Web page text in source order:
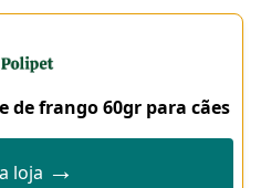
frango 60gr para cães
loja →